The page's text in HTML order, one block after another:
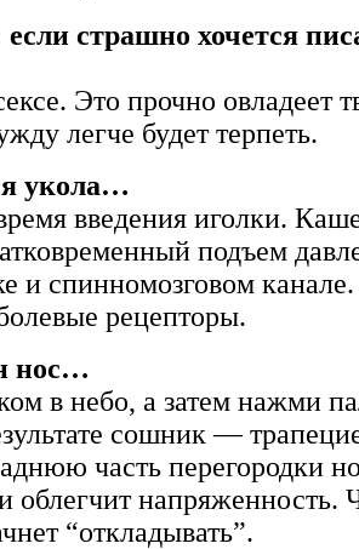
страшно хочется
Это прочно овладеет
легче будет терпеть.
укола…
введения иголки.
подъем
и спинномозговом
рецепторы.
нос…
в небо, а затем нажми
сошник —
часть перегородки
облегчит напряженность.
“откладывать”.